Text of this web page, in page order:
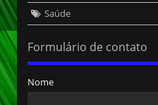
Saúde
Formulário de contato
Nome